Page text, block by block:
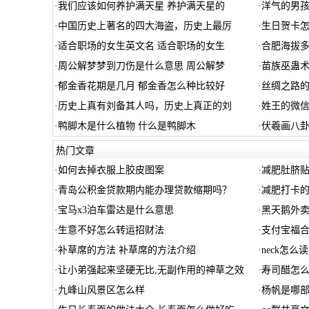
·我们应该如何养护满天星 养护满天星的 ·洋气的男
· 中国历史上著名的四大海盗，历史上最厉 · 生日贺卡
·适合职场的女生英文名 适合职场的女生 ·合肥海拔
· 周公解梦梦到刀伤是什么意思 周公解梦 ·苗族巫蛊
·郁金香花期是几月 郁金香怎么种比较好 · 丝绸之路
· 历史上真有刘备其人吗，历史上真正的刘 ·姓王的微
· 鸭脚木是什么植物 什么是鸭脚木 ·伏羲画八
热门文章
·如何去掉衣服上胶皮图案 · 减肥肚脐
·青岛公积金贷款期内能办理贷款缩期吗？ · 减肥打卡
· 宝马x3泊车雷达是什么意思 ·黑天鹅外
· 生意不好怎么转运招财法 · 支付宝福
·补草席的方法 补草席的方法介绍 ·neck怎么
·让小弟强起来坚硬无比,无副作用的神草之效 ·寿司醋怎
· 九峰山风景区怎么样 ·杨帆是哪